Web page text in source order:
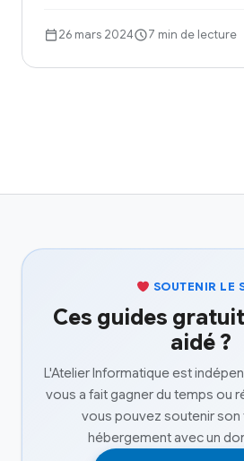
26 mars 2024 7 min de lecture
SOUTENIR LE
Ces guides
aidé ?
L'Atelier Informatique est
vous a fait gagner du temps ou
vous pouvez soutenir son
hébergement avec un